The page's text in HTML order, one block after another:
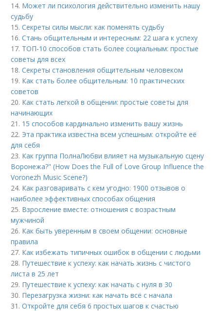
14. Может ли психология действительно изменить нашу
судьбу
15.Секреты силы мысли: как поменять судьбу
16.Стань общительным и интересным: 22 шага к успеху
17. ТОП-10 способов стать более социальным: простые
советы для всех
18.Секреты становления общительным человеком
19. Как стать более общительным: 10 практических
советов
20. Как стать легкой в общении: простые советы для
начинающих
21. 15 способов кардинально изменить вашу жизнь
22. Эта практика известна всем успешным: откройте её
для себя
23. Как группа ПолнаЛюбви влияет на музыкальную сцену
Воронежа?" (How Does the Full of Love Group Influence the
Voronezh Music Scene?)
24. Как разговаривать с кем угодно: 1900 отзывов о
наиболее эффективных способах общения
25. Взросление вместе: отношения с возрастным
мужчиной
26. Как быть уверенным в своем общении: основные
правила
27. Как избежать типичных ошибок в общении с людьми
28. Путешествие к успеху: как начать жизнь с чистого
листа в 25 лет
29. Путешествие к успеху: как начать с нуля в 30
30. Перезагрузка жизни: как начать всё с начала
31.Откройте для себя 6 простых шагов к счастью